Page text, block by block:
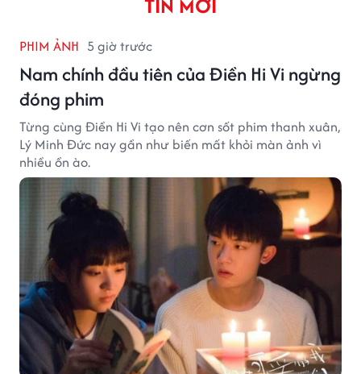
TIN MỚI
PHIM ẢNH 5 giờ trước
Nam chính đầu tiên của Điền Hi Vi ngừng
đóng phim
Từng cùng Điền Hi Vi tạo nên cơn sốt phim thanh xuân,
Lý Minh Đức nay gần như biến mất khỏi màn ảnh vì
nhiều ồn ào.